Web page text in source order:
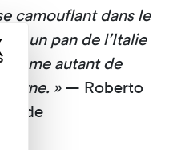
camouflant dans le
un pan de l’Italie
autant de
»— Roberto
Masquer le